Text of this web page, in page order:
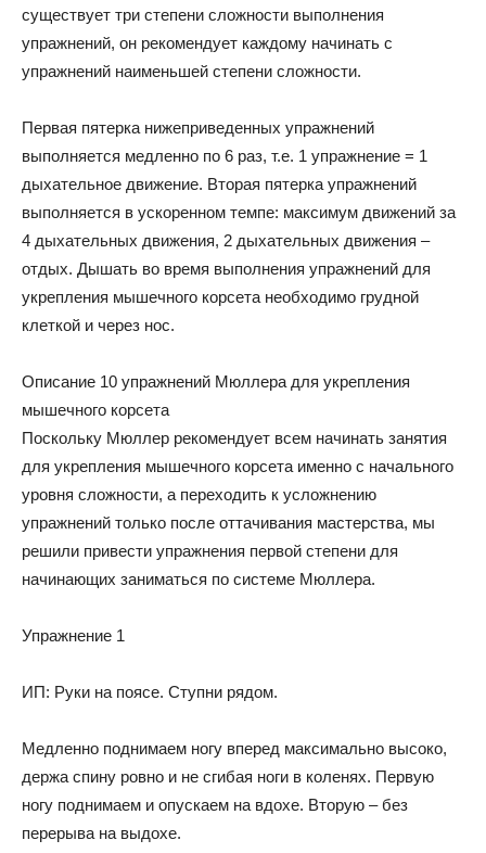
существует три степени сложности выполнения
упражнений, он рекомендует каждому начинать с
упражнений наименьшей степени сложности.
Первая пятерка нижеприведенных упражнений
выполняется медленно по 6 раз, т.е. 1 упражнение = 1
дыхательное движение. Вторая пятерка упражнений
выполняется в ускоренном темпе: максимум движений за
4 дыхательных движения, 2 дыхательных движения –
отдых. Дышать во время выполнения упражнений для
укрепления мышечного корсета необходимо грудной
клеткой и через нос.
Описание 10 упражнений Мюллера для укрепления
мышечного корсета
Поскольку Мюллер рекомендует всем начинать занятия
для укрепления мышечного корсета именно с начального
уровня сложности, а переходить к усложнению
упражнений только после оттачивания мастерства, мы
решили привести упражнения первой степени для
начинающих заниматься по системе Мюллера.
Упражнение 1
ИП: Руки на поясе. Ступни рядом.
Медленно поднимаем ногу вперед максимально высоко,
держа спину ровно и не сгибая ноги в коленях. Первую
ногу поднимаем и опускаем на вдохе. Вторую – без
перерыва на выдохе.